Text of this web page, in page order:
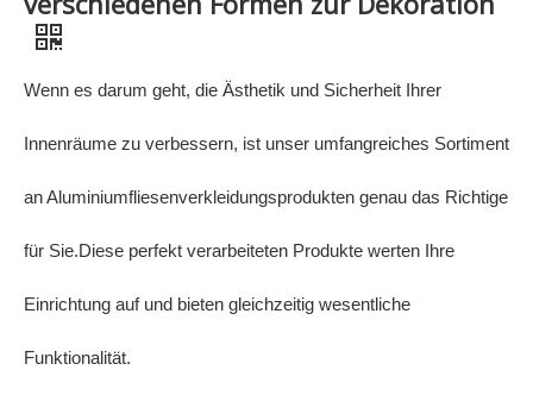
Wenn es darum geht, die Ästhetik und Sicherheit Ihrer
Innenräume zu verbessern, ist unser umfangreiches Sortiment
an Aluminiumfliesenverkleidungsprodukten genau das Richtige
für Sie.Diese perfekt verarbeiteten Produkte werten Ihre
Einrichtung auf und bieten gleichzeitig wesentliche
Funktionalität.